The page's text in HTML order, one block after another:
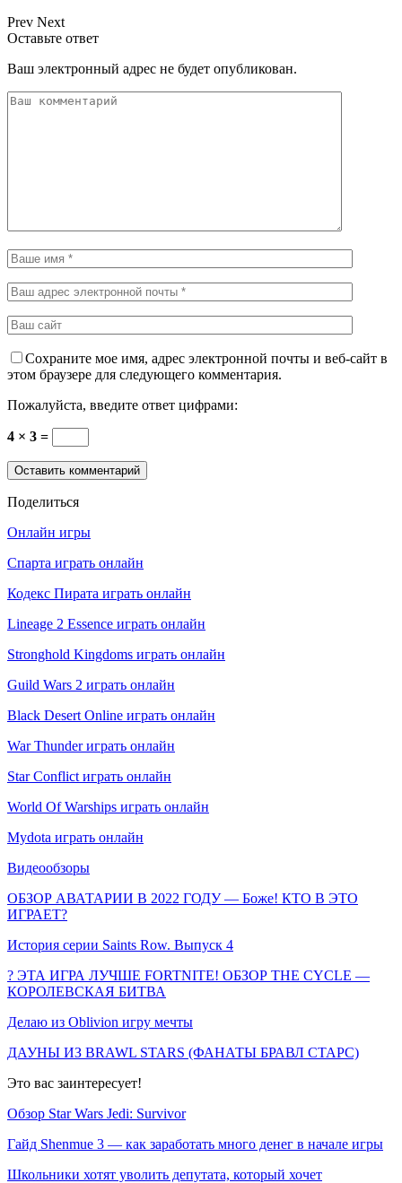
Prev Next
Оставьте ответ
Ваш электронный адрес не будет опубликован.
Сохраните мое имя, адрес электронной почты и веб-сайт в
этом браузере для следующего комментария.
Пожалуйста, введите ответ цифрами:
4 × 3 =
Поделиться
Онлайн игры
Спарта играть онлайн
Кодекс Пирата играть онлайн
Lineage 2 Essence играть онлайн
Stronghold Kingdoms играть онлайн
Guild Wars 2 играть онлайн
Black Desert Online играть онлайн
War Thunder играть онлайн
Star Conflict играть онлайн
World Of Warships играть онлайн
Mydota играть онлайн
Видеообзоры
ОБЗОР АВАТАРИИ В 2022 ГОДУ — Боже! КТО В ЭТО
ИГРАЕТ?
История серии Saints Row. Выпуск 4
? ЭТА ИГРА ЛУЧШЕ FORTNITE! ОБЗОР THE CYCLE —
КОРОЛЕВСКАЯ БИТВА
Делаю из Oblivion игру мечты
ДАУНЫ ИЗ BRAWL STARS (ФАНАТЫ БРАВЛ СТАРС)
Это вас заинтересует!
Обзор Star Wars Jedi: Survivor
Гайд Shenmue 3 — как заработать много денег в начале игры
Школьники хотят уволить депутата, который хочет